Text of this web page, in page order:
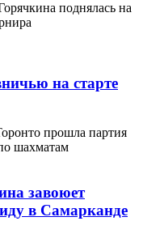
поднялась на
на старте
прошла партия
шахматам
завоюет
в Самарканде